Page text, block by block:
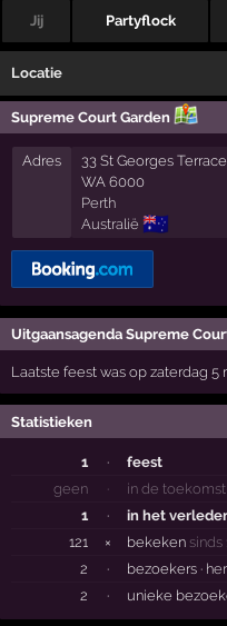
Jij Partyflock
Locatie
Supreme Court Garden
Adres
33 St Georges Terrace
WA 6000
Perth
Australië 🇦🇺
Uitgaansagenda Supreme
Laatste feest was op zaterdag 5
Statistieken
1 ·
feest
geen
·
in de toekomst
1
·
in het
121
× bekeken sinds
2
· bezoekers ·
2
· unieke